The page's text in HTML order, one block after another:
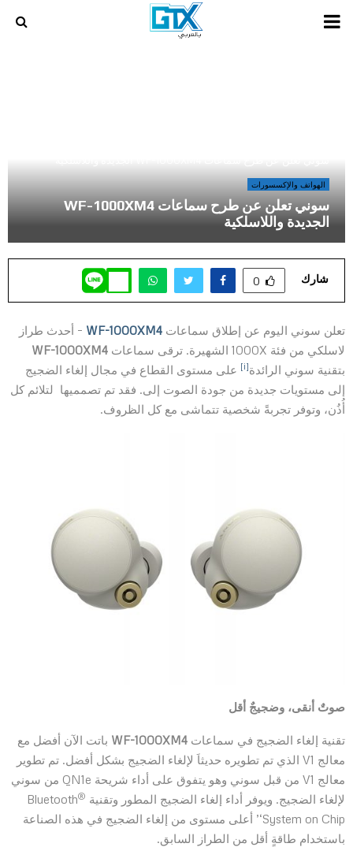
PRIMARY
الهواتف والإكسسورات
سوني تعلن عن طرح سماعات WF-1000XM4
الجديدة واللاسلكية
شارك 0
تعلن سوني اليوم عن إطلاق سماعات WF-1000XM4 – أحدث طراز
لاسلكي من فئة 1000X الشهيرة. ترقى سماعات
WF-1000XM4
بتقنية سوني الرائدة[i]
على مستوى القطاع في مجال إلغاء الضجيج
إلى مستويات جديدة من جودة الصوت إلى. فقد تم تصمميها لتلائم كل
أُذُن، وتوفر تجربةً شخصية تتماشى مع كل الظروف.
صوتٌ أنقى، وضجيجٌ أقل
تقنية إلغاء الضجيج في سماعات WF-1000XM4 باتت الآن أفضل مع
معالج V1 الذي تم تطويره حديثاَ لإلغاء الضجيج بشكل أفضل. تم تطوير
معالج V1 من قبل سوني وهو يتفوق على أداء شريحة QN1e من سوني
لإلغاء الضجيج. ويوفر أداء إلغاء الضجيج المطور وتقنية Bluetooth ®
‘System on Chip’ أعلى مستوى من إلغاء الضجيج في هذه الصناعة
باستخدام طاقةٍ أقل من الطراز السابق.